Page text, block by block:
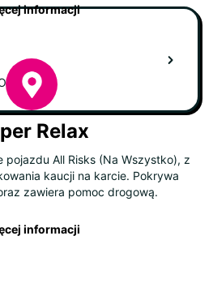
informacji
Relax
All Risks (Na Wszystko), z
kaucji na karcie. Pokrywa
zawiera pomoc drogową.
informacji